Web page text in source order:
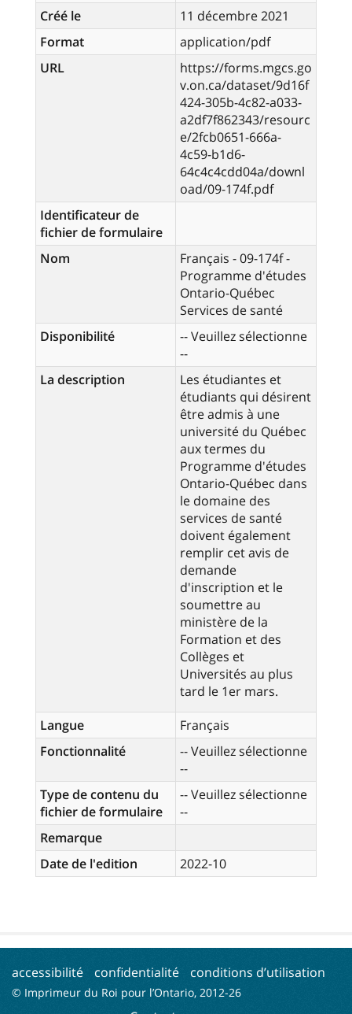
Créé le
11 décembre 2021
Format
application/pdf
URL
https://forms.mgcs.go
v.on.ca/dataset/9d16f
424-305b-4c82-a033-
a2df7f862343/resourc
e/2fcb0651-666a-
4c59-b1d6-
64c4c4cdd04a/downl
oad/09-174f.pdf
Identificateur de
fichier de formulaire
Nom
Français - 09-174f -
Programme d'études
Ontario-Québec
Services de santé
Disponibilité
-- Veuillez sélectionne
--
La description
Les étudiantes et
étudiants qui désirent
être admis à une
université du Québec
aux termes du
Programme d'études
Ontario-Québec dans
le domaine des
services de santé
doivent également
remplir cet avis de
demande
d'inscription et le
soumettre au
ministère de la
Formation et des
Collèges et
Universités au plus
tard le 1er mars.
Langue
Français
Fonctionnalité
-- Veuillez sélectionne
--
Type de contenu du
fichier de formulaire
-- Veuillez sélectionne
--
Remarque
Date de l'edition
2022-10
accessibilité confidentialité conditions d’utilisation
© Imprimeur du Roi pour l’Ontario, 2012-26